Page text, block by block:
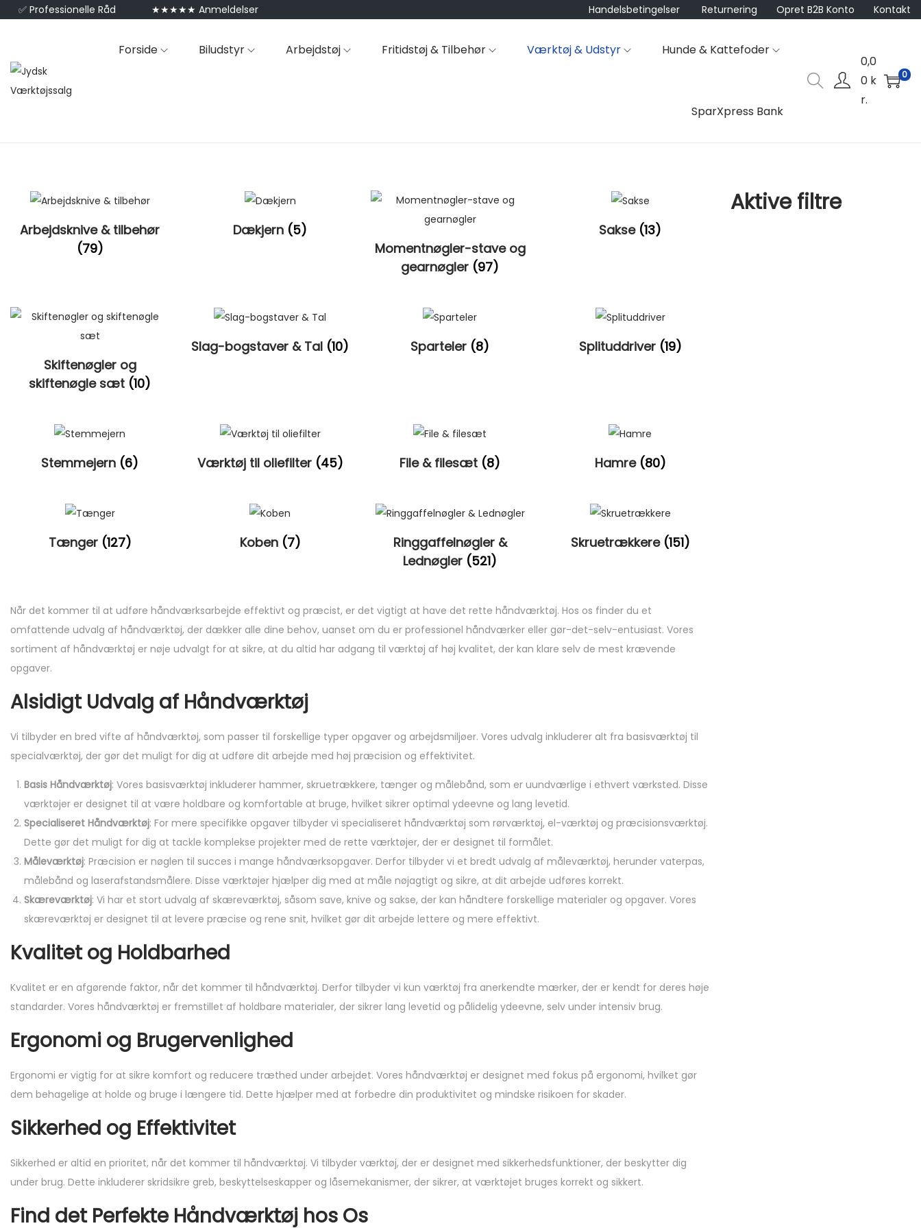
✅ Professionelle Råd ★★★★★ Anmeldelser Handelsbetingelser Returnering Opret B2B Konto Kontakt
Forside Biludstyr Arbejdstøj Fritidstøj & Tilbehør Værktøj & Udstyr Hunde & Kattefoder
SparXpress Bank
0,0
0 k
r.
0
Arbejdsknive & tilbehør
(79)
Dækjern (5)
Momentnøgler-stave og
gearnøgler (97)
Sakse (13)
Skiftenøgler og
skiftenøgle sæt (10)
Slag-bogstaver & Tal (10) Sparteler (8) Splituddriver (19)
Stemmejern (6) Værktøj til oliefilter (45) File & filesæt (8) Hamre (80)
Tænger (127) Koben (7)
Ringgaffelnøgler &
Lednøgler (521)
Skruetrækkere (151)
Når det kommer til at udføre håndværksarbejde effektivt og præcist, er det vigtigt at have det rette håndværktøj. Hos os finder du et
omfattende udvalg af håndværktøj, der dækker alle dine behov, uanset om du er professionel håndværker eller gør-det-selv-entusiast. Vores
sortiment af håndværktøj er nøje udvalgt for at sikre, at du altid har adgang til værktøj af høj kvalitet, der kan klare selv de mest krævende
opgaver.
Alsidigt Udvalg af Håndværktøj
Vi tilbyder en bred vifte af håndværktøj, som passer til forskellige typer opgaver og arbejdsmiljøer. Vores udvalg inkluderer alt fra basisværktøj til
specialværktøj, der gør det muligt for dig at udføre dit arbejde med høj præcision og effektivitet.
Basis Håndværktøj: Vores basisværktøj inkluderer hammer, skruetrækkere, tænger og målebånd, som er uundværlige i ethvert værksted. Disse
værktøjer er designet til at være holdbare og komfortable at bruge, hvilket sikrer optimal ydeevne og lang levetid.
Specialiseret Håndværktøj: For mere specifikke opgaver tilbyder vi specialiseret håndværktøj som rørværktøj, el-værktøj og præcisionsværktøj.
Dette gør det muligt for dig at tackle komplekse projekter med de rette værktøjer, der er designet til formålet.
Måleværktøj: Præcision er nøglen til succes i mange håndværksopgaver. Derfor tilbyder vi et bredt udvalg af måleværktøj, herunder vaterpas,
målebånd og laserafstandsmålere. Disse værktøjer hjælper dig med at måle nøjagtigt og sikre, at dit arbejde udføres korrekt.
Skæreværktøj: Vi har et stort udvalg af skæreværktøj, såsom save, knive og sakse, der kan håndtere forskellige materialer og opgaver. Vores
skæreværktøj er designet til at levere præcise og rene snit, hvilket gør dit arbejde lettere og mere effektivt.
Kvalitet og Holdbarhed
Kvalitet er en afgørende faktor, når det kommer til håndværktøj. Derfor tilbyder vi kun værktøj fra anerkendte mærker, der er kendt for deres høje
standarder. Vores håndværktøj er fremstillet af holdbare materialer, der sikrer lang levetid og pålidelig ydeevne, selv under intensiv brug.
Ergonomi og Brugervenlighed
Ergonomi er vigtig for at sikre komfort og reducere træthed under arbejdet. Vores håndværktøj er designet med fokus på ergonomi, hvilket gør
dem behagelige at holde og bruge i længere tid. Dette hjælper med at forbedre din produktivitet og mindske risikoen for skader.
Sikkerhed og Effektivitet
Sikkerhed er altid en prioritet, når det kommer til håndværktøj. Vi tilbyder værktøj, der er designet med sikkerhedsfunktioner, der beskytter dig
under brug. Dette inkluderer skridsikre greb, beskyttelseskapper og låsemekanismer, der sikrer, at værktøjet bruges korrekt og sikkert.
Find det Perfekte Håndværktøj hos Os
Aktive filtre